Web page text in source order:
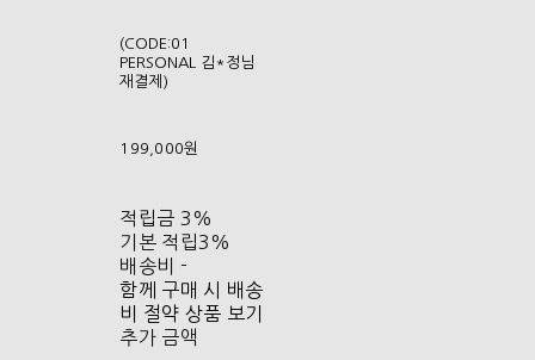
(CODE:01
PERSONAL 김*정님
재결제)
199,000원
적립금 3%
기본 적립3%
배송비 -
함께 구매 시 배송
비 절약 상품 보기
추가 금액